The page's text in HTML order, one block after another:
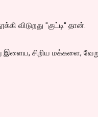
விடுறது "குட்டி" தான்.
இளைய, சிறிய மக்களை,